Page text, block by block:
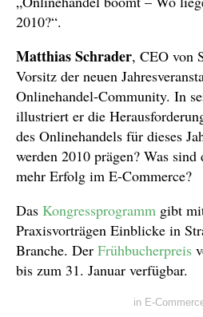
2010?“.
Matthias Schrader, CEO von
Vorsitz der neuen
Onlinehandel-Community. In
illustriert er die
des Onlinehandels für dieses
werden 2010 prägen? Was
mehr Erfolg im E-Commerce?
Das Kongressprogramm gibt
Praxisvorträgen Einblicke in
Branche. Der Frühbucherpreis
bis zum 31. Januar verfügbar.
in E-